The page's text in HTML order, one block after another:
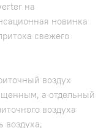
на
новинка
свежего
воздух
а отдельный
воздуха
воздуха,